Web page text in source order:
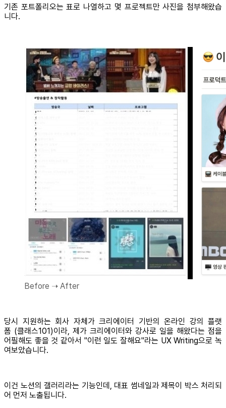
기존 포트폴리오는 표로 나열하고 몇 프로젝트만 사진을 첨부해왔습
니다.
Before ➝ After
당시 지원하는 회사 자체가 크리에이터 기반의 온라인 강의 플랫
폼 (클래스101)이라, 제가 크리에이터와 강사로 일을 해왔다는 점을
어필해도 좋을 것 같아서 "이런 일도 잘해요"라는 UX Writing으로 녹
여보았습니다.
이건 노션의 갤러리라는 기능인데, 대표 썸네일과 제목이 박스 처리되
어 먼저 노출됩니다.